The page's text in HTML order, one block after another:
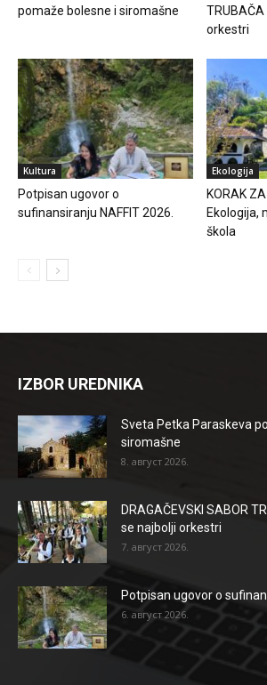
pomaže bolesne i siromašne
orkestri
Kultura
Potpisan ugovor o
sufinansiranju NAFFIT 2026.
Ekologija
KORAK
Ekologija,
škola
IZBOR UREDNIKA
Sveta Petka Paraskeva
siromašne
8. август 2026.
DRAGAČEVSKI SABOR
se najbolji orkestri
7. август 2026.
Potpisan ugovor o
6. август 2026.